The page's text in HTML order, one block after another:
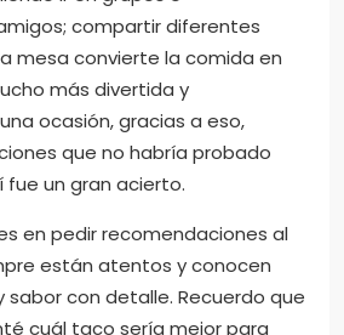
hambre, porque sé que las
y vale la pena probar
notado cómo en algunos
con un plato y aquí
para no perderte ninguna
ir en grupos o
compartir diferentes
mesa convierte la comida en
más divertida y